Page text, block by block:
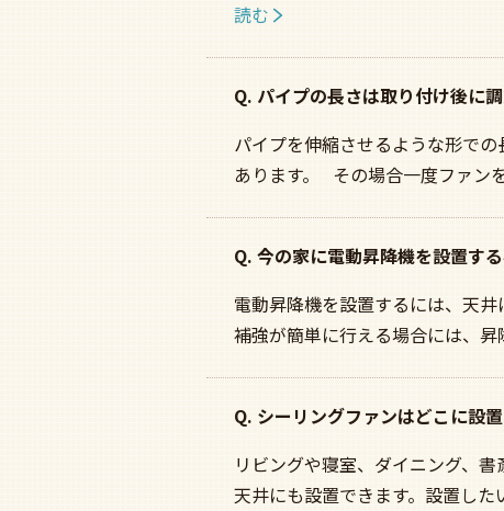
読む
Q. パイプの長さは取り付け後に
パイプを伸縮させるような形で
あります。 その場合一度ファン
Q. 今の家に電動昇降機を設置す
電動昇降機を設置するには、天
補強が簡単に行える場合には、
Q. シーリングファンはどこに設
リビングや寝室、ダイニング、
天井にも設置できます。設置し